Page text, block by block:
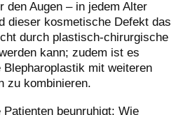
den Augen – in jedem Alter
dieser kosmetische Defekt das
durch plastisch-chirurgische
kann; zudem ist es
mit weiteren
zu kombinieren.
beunruhigt: Wie